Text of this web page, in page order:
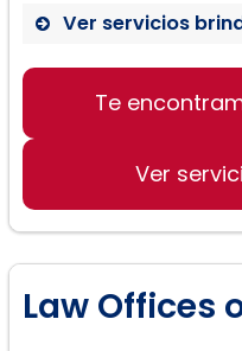
Ver servicios
Inmigración
Ciudadanía
Tarjetas
empleo
Visas de no
Te
Ver
Law Offices